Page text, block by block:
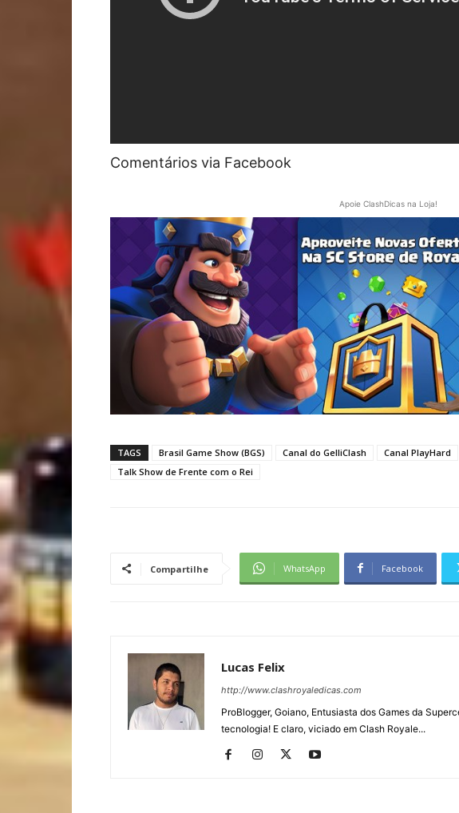
Comentários via Facebook
Apoie ClashDicas na Loja!
TAGS Brasil Game Show (BGS) Canal do GelliClash Canal PlayHard
Talk Show de Frente com o Rei
Compartilhe WhatsApp Facebook
Lucas Felix
http://www.clashroyaledicas.com
ProBlogger, Goiano, Entusiasta dos Games da
tecnologia! E claro, viciado em Clash Royale...